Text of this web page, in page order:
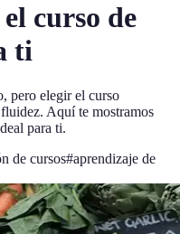
curso de
ti
pero elegir el curso
Aquí te mostramos
para ti.
de cursos#aprendizaje de